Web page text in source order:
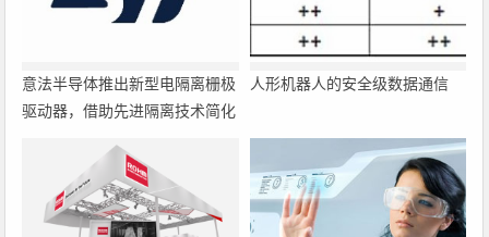
意法半导体推出新型电隔离栅极
驱动器，借助先进隔离技术简化
人形机器人的安全级数据通信